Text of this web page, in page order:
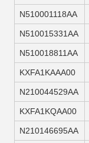
N510001118AA
N510015331AA
N510018811AA
KXFA1KAAA00
N210044529AA
KXFA1KQAA00
N210146695AA